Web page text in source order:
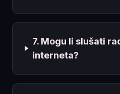
7. Mogu li slušati
interneta?